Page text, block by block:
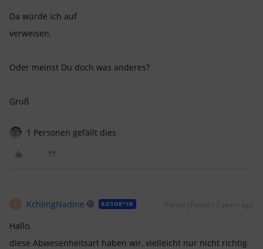
Da würde ich auf
verweisen.
Oder meinst Du doch was anderes?
Gruß
1 Personen gefällt dies
KchlingNadine AUTOR*IN Forum|Forum|3 years ago
Hallo,
diese Abwesenheitsart haben wir, vielleicht nur nicht richtig